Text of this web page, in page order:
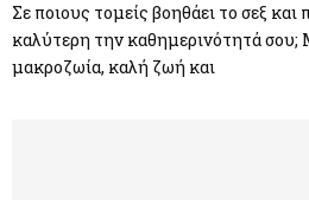
Σε ποιους τομείς βοηθάει το σεξ
καλύτερη την καθημερινότητά σου;
μακροζωία, καλή ζωή και